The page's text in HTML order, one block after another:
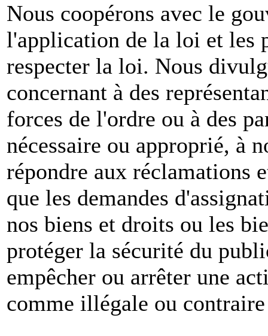
Nous coopérons avec le
l'application de la loi et les
respecter la loi. Nous
concernant à des
forces de l'ordre ou à des
nécessaire ou approprié, à
répondre aux réclamations
que les demandes
nos biens et droits ou les
protéger la sécurité du
empêcher ou arrêter une
comme illégale ou